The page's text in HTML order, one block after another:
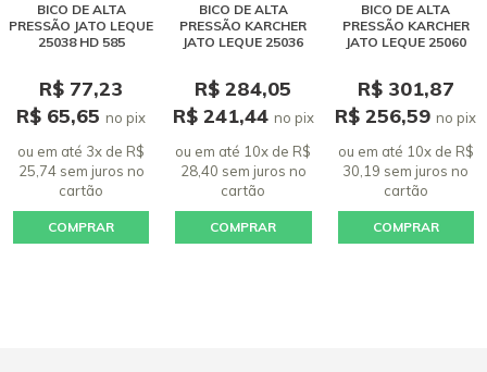
BICO DE ALTA
PRESSÃO JATO LEQUE
25038 HD 585
R$ 77,23
R$ 65,65no pix
ou em até 3x de R$
25,74 sem juros no
cartão
COMPRAR
BICO DE ALTA
PRESSÃO KARCHER
JATO LEQUE 25036
R$ 284,05
R$ 241,44 no pix
ou em até 10x de R$
28,40 sem juros no
cartão
COMPRAR
BICO DE ALTA
PRESSÃO KARCHER
JATO LEQUE 25060
R$ 301,87
R$ 256,59no pix
ou em até 10x de R$
30,19 sem jurosno
cartão
COMPRAR